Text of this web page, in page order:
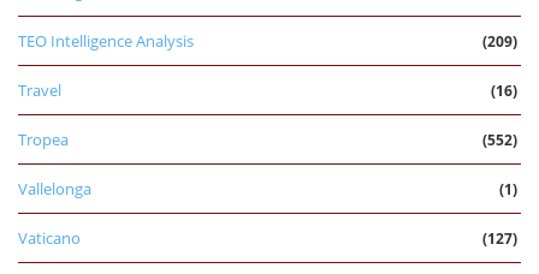
TEO Intelligence Analysis (209)
Travel (16)
Tropea (552)
Vallelonga (1)
Vaticano (127)